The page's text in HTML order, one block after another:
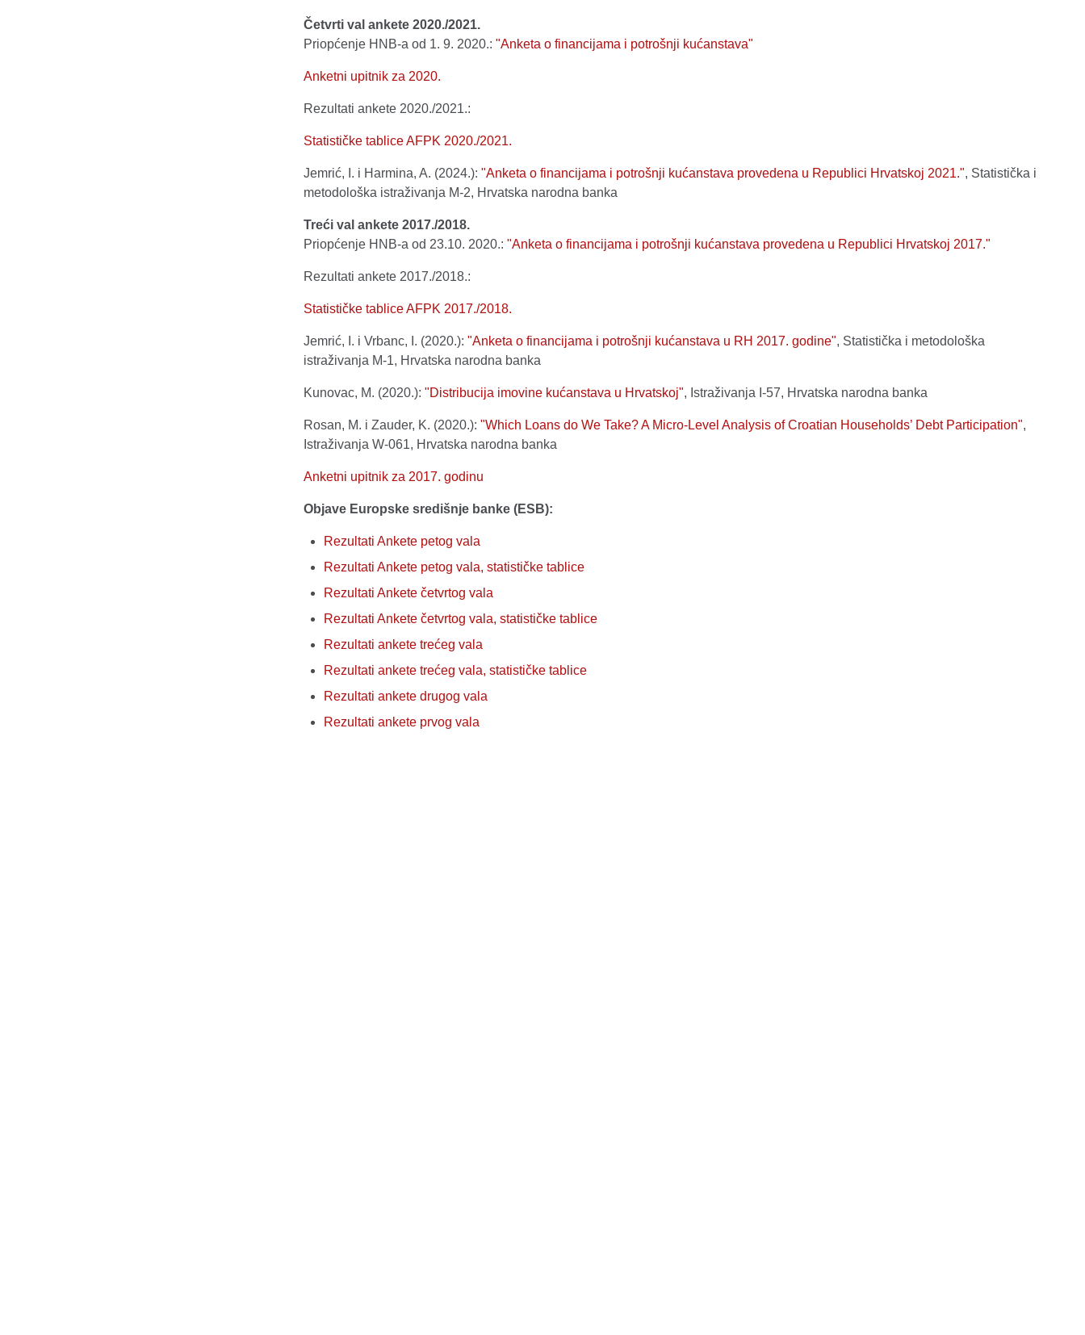
Četvrti val ankete 2020./2021.
Priopćenje HNB-a od 1. 9. 2020.: "Anketa o financijama i potrošnji kućanstava"
Anketni upitnik za 2020.
Rezultati ankete 2020./2021.:
Statističke tablice AFPK 2020./2021.
Jemrić, I. i Harmina, A. (2024.): "Anketa o financijama i potrošnji kućanstava provedena u Republici Hrvatskoj 2021.", Statistička i
metodološka istraživanja M-2, Hrvatska narodna banka
Treći val ankete 2017./2018.
Priopćenje HNB-a od 23.10. 2020.: "Anketa o financijama i potrošnji kućanstava provedena u Republici Hrvatskoj 2017."
Rezultati ankete 2017./2018.:
Statističke tablice AFPK 2017./2018.
Jemrić, I. i Vrbanc, I. (2020.): "Anketa o financijama i potrošnji kućanstava u RH 2017. godine", Statistička i metodološka
istraživanja M-1, Hrvatska narodna banka
Kunovac, M. (2020.): "Distribucija imovine kućanstava u Hrvatskoj", Istraživanja I-57, Hrvatska narodna banka
Rosan, M. i Zauder, K. (2020.): "Which Loans do We Take? A Micro-Level Analysis of Croatian Households’ Debt Participation",
Istraživanja W-061, Hrvatska narodna banka
Anketni upitnik za 2017. godinu
Objave Europske središnje banke (ESB):
Rezultati Ankete petog vala
Rezultati Ankete petog vala, statističke tablice
Rezultati Ankete četvrtog vala
Rezultati Ankete četvrtog vala, statističke tablice
Rezultati ankete trećeg vala
Rezultati ankete trećeg vala, statističke tablice
Rezultati ankete drugog vala
Rezultati ankete prvog vala